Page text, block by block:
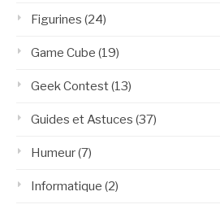
Figurines (24)
Game Cube (19)
Geek Contest(13)
Guides et Astuces (37)
Humeur(7)
Informatique (2)